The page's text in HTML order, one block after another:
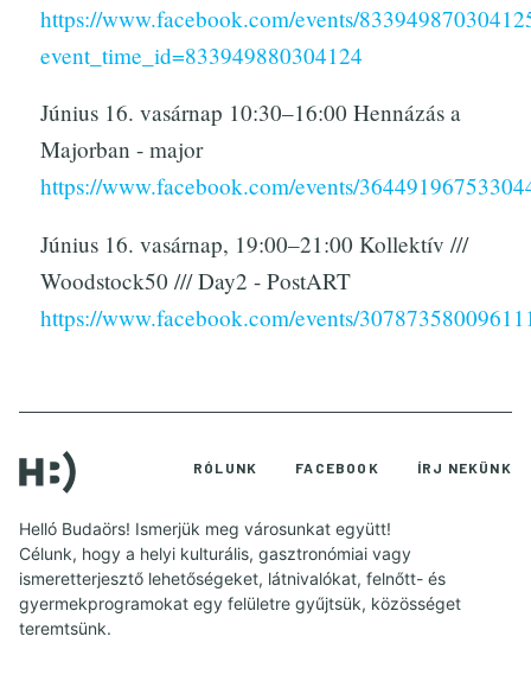
https://www.facebook.com/events/
event_time_id=833949880304124
Június 16. vasárnap 10:30–16:00 Hennázás a
Majorban - major
https://www.facebook.com/events/
Június 16. vasárnap, 19:00–21:00 Kollektív ///
Woodstock50 /// Day2 - PostART
https://www.facebook.com/events/
RÓLUNK FACEBOOK ÍRJ NEKÜNK
Helló Budaörs! Ismerjük meg városunkat együtt!
Célunk, hogy a helyi kulturális, gasztronómiai vagy
ismeretterjesztő lehetőségeket, látnivalókat, felnőtt- és
gyermekprogramokat egy felületre gyűjtsük, közösséget
teremtsünk.